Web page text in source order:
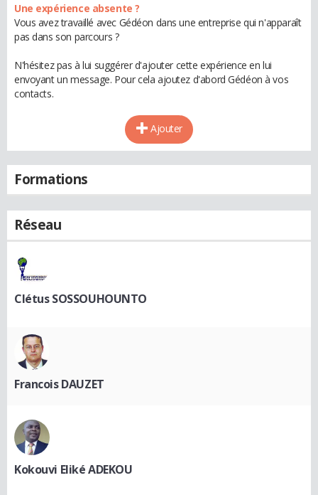
Une expérience absente ?
Vous avez travaillé avec Gédéon dans une entreprise qui n'apparaît
pas dans son parcours ?
N'hésitez pas à lui suggérer d'ajouter cette expérience en lui
envoyant un message. Pour cela ajoutez d'abord Gédéon à vos
contacts.
Ajouter
Formations
Réseau
Clétus SOSSOUHOUNTO
Francois DAUZET
Kokouvi Eliké ADEKOU